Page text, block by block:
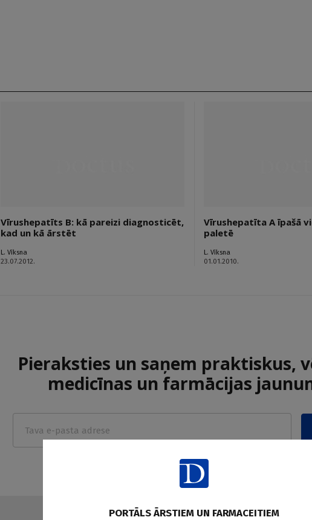
Vīrushepatīts B: kā pareizi diagnosticēt,
kad un kā ārstēt
L. Vīksna
23.07.2012.
Vīrushepatīta A īpašā
paletē
L. Vīksna
01.01.2010.
Pieraksties un saņem praktiskus,
medicīnas un farmācijas
PORTĀLS ĀRSTIEM UN FARMACEITIEM